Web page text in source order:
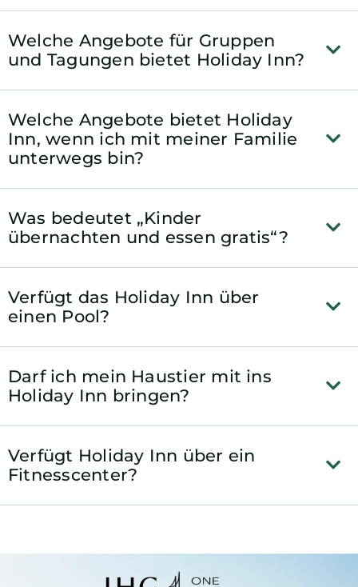
Welche Angebote für Gruppen
und Tagungen bietet Holiday Inn?
Welche Angebote bietet Holiday
Inn, wenn ich mit meiner Familie
unterwegs bin?
Was bedeutet „Kinder
übernachten und essen gratis“?
Verfügt das Holiday Inn über
einen Pool?
Darf ich mein Haustier mit ins
Holiday Inn bringen?
Verfügt Holiday Inn über ein
Fitnesscenter?